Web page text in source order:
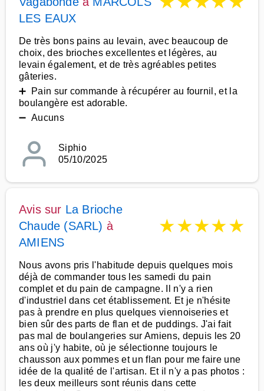
LES EAUX
De très bons pains au levain, avec beaucoup de
choix, des brioches excellentes et légères, au
levain également, et de très agréables petites
gâteries.
➕ Pain sur commande à récupérer au fournil, et la
boulangère est adorable.
➖ Aucuns
Siphio
05/10/2025
Avis sur La Brioche
Chaude (SARL) à
AMIENS
★★★★★
Nous avons pris l'habitude depuis quelques mois
déjà de commander tous les samedi du pain
complet et du pain de campagne. Il n'y a rien
d'industriel dans cet établissement. Et je n'hésite
pas à prendre en plus quelques viennoiseries et
bien sûr des parts de flan et de puddings. J'ai fait
pas mal de boulangeries sur Amiens, depuis les 20
ans où j'y habite, où je sélectionne toujours le
chausson aux pommes et un flan pour me faire une
idée de la qualité de l'artisan. Et il n'y a pas photos :
les deux meilleurs sont réunis dans cette